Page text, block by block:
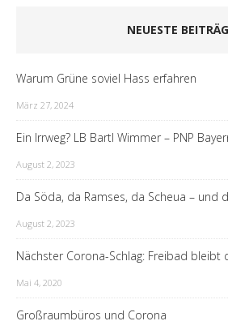
NEUESTE
Warum Grüne soviel Hass erfahren
März 27, 2024
Ein Irrweg? LB Bartl Wimmer – PNP
August 2, 2023
Da Söda, da Ramses, da Scheua – und
August 2, 2023
Nächster Corona-Schlag: Freibad bleibt
Mai 4, 2020
Großraumbüros und Corona